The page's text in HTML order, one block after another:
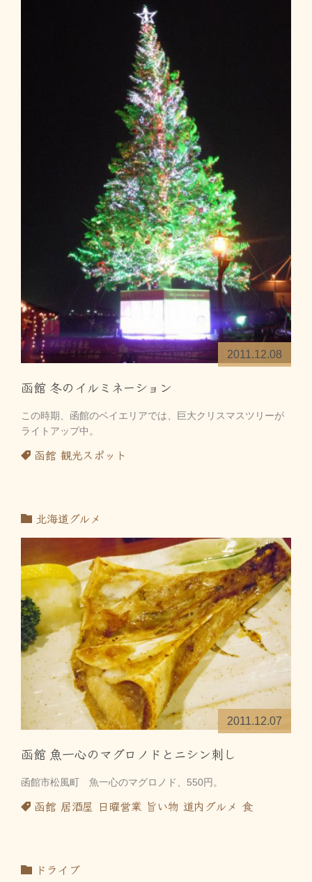
2011.12.08
函館 冬のイルミネーション
この時期、函館のベイエリアでは、巨大クリスマスツリーが
ライトアップ中。
函館 観光スポット
北海道グルメ
2011.12.07
函館 魚一心のマグロノドとニシン刺し
函館市松風町 魚一心のマグロノド、550円。
函館 居酒屋 日曜営業 旨い物 道内グルメ 食
ドライブ